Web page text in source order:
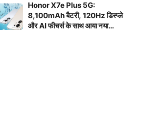
Honor X7e Plus 5G:
8,100mAh बैटरी, 120Hz डिस्प्ले
और AI फीचर्स के साथ आया नया